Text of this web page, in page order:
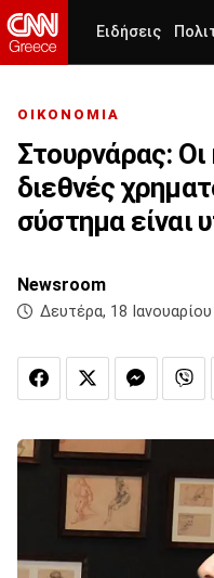
Ειδήσεις
ΟΙΚΟΝΟΜΙΑ
Στουρνάρας: Οι
διεθνές
σύστημα είναι
Newsroom
Δευτέρα, 18